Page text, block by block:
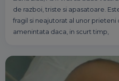
de razboi, triste si apasatoare.
fragil si neajutorat al unor
amenintata daca, in scurt timp,